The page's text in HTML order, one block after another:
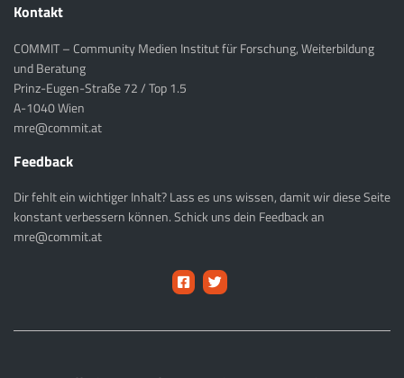
Kontakt
COMMIT – Community Medien Institut für Forschung, Weiterbildung
und Beratung
Prinz-Eugen-Straße 72 / Top 1.5
A-1040 Wien
mre@commit.at
Feedback
Dir fehlt ein wichtiger Inhalt? Lass es uns wissen, damit wir diese Seite
konstant verbessern können. Schick uns dein Feedback an
mre@commit.at
Medienrecht Ethik auf Facebook
Medienrecht Ethik auf Twitter